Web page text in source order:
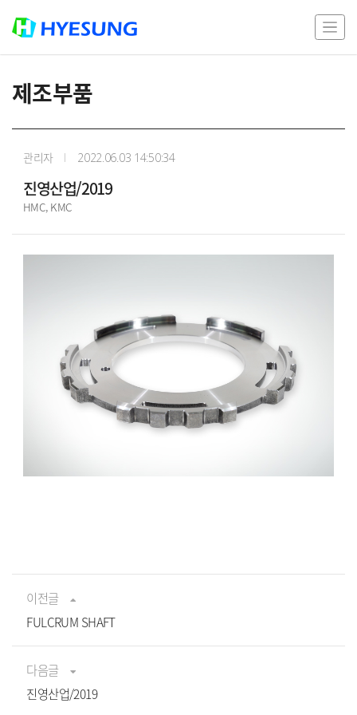
제조부품
관리자 2022.06.03 14:50:34
진영산업/2019
HMC, KMC
이전글
FULCRUM SHAFT
다음글
진영산업/2019